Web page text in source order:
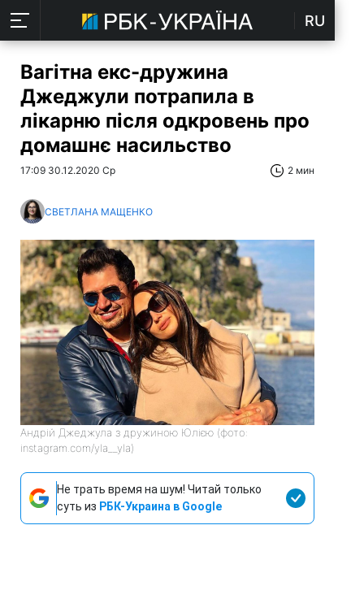
RU
Вагітна екс-дружина
Джеджули потрапила в
лікарню після одкровень про
домашнє насильство
17:09 30.12.2020 Ср 2 мин
СВЕТЛАНА МАЩЕНКО
Андрій Джеджула з дружиною Юлією (фото:
instagram.com/yla__yla)
Не трать время на шум! Читай только
суть из РБК-Украина в Google